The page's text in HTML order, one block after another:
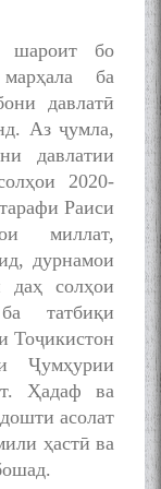
шароит бо
ба
давлатӣ
Аз ҷумла,
давлатии
2020-
Раиси
миллат,
дурнамои
даҳ солҳои
татбиқи
Тоҷикистон
Ҷумҳурии
Ҳадаф ва
асолат
ҳастӣ ва